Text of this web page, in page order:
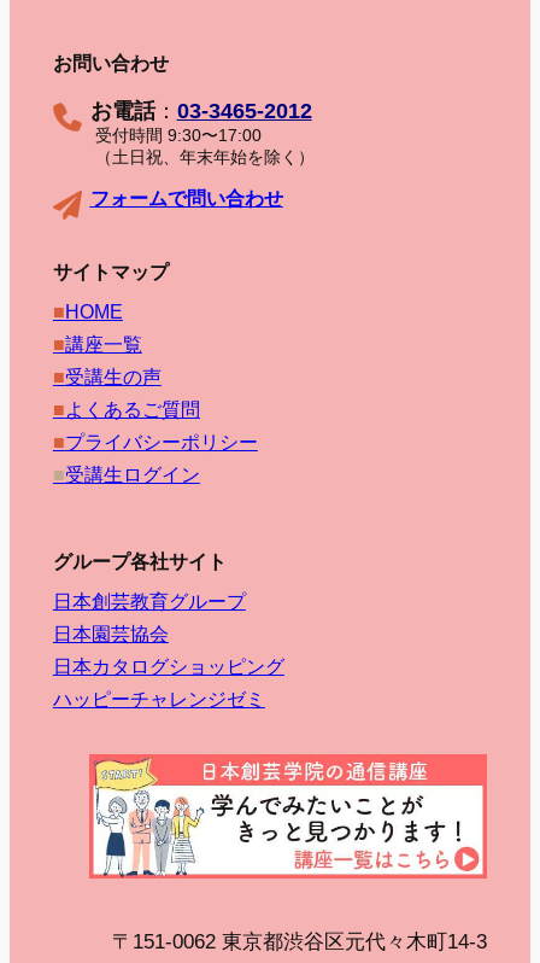
お問い合わせ
お電話： 03-3465-2012
受付時間 9:30〜17:00
（土日祝、年末年始を除く）
フォームで問い合わせ
サイトマップ
■HOME
■講座一覧
■受講生の声
■よくあるご質問
■プライバシーポリシー
■受講生ログイン
グループ各社サイト
日本創芸教育グループ
日本園芸協会
日本カタログショッピング
ハッピーチャレンジゼミ
〒151-0062 東京都渋谷区元代々木町14-3